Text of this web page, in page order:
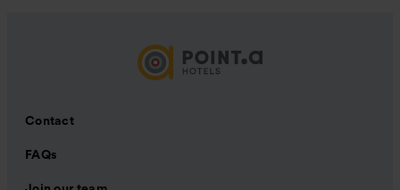
Contact
FAQs